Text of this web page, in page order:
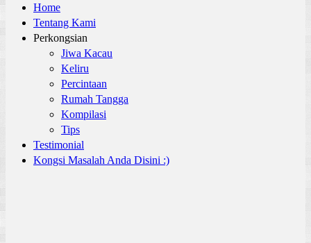
Home
Tentang Kami
Perkongsian
Jiwa Kacau
Keliru
Percintaan
Rumah Tangga
Kompilasi
Tips
Testimonial
Kongsi Masalah Anda Disini :)